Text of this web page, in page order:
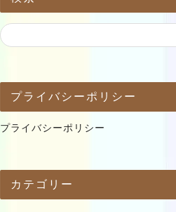
プライバシーポリシー
プライバシーポリシー
カテゴリー